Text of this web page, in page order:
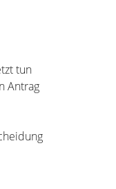
tun
Antrag